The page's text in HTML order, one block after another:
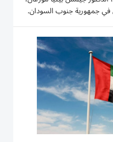
في جمهورية جنوب السودان.
بين دولة الإمارات
تعزيز التعاون...